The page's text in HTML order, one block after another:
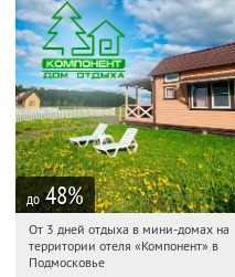
до 48%
09:40:36 Купили:117
Московская обл., Солнечногорский р-
От 3 дней отдыха в мини-домах на
территории отеля «Компонент» в
Подмосковье